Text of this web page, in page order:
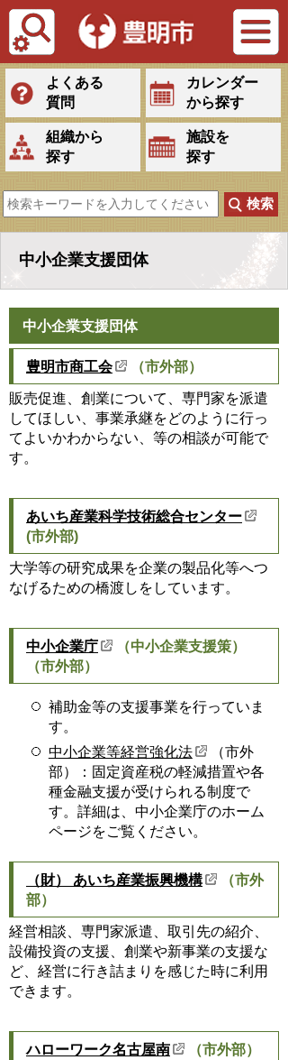
Tiếng Việt
よくある
質問
カレンダー
から探す
組織から
探す
施設を
探す
中小企業支援団体
中小企業支援団体
豊明市商工会 （市外部）
販売促進、創業について、専門家を派遣
してほしい、事業承継をどのように行っ
てよいかわからない、等の相談が可能で
す。
あいち産業科学技術総合センター
(市外部)
大学等の研究成果を企業の製品化等へつ
なげるための橋渡しをしています。
中小企業庁
（中小企業支援策）
（市外部）
補助金等の支援事業を行っていま
す。
中小企業等経営強化法
（市外
部）：固定資産税の軽減措置や各
種金融支援が受けられる制度で
す。詳細は、中小企業庁のホーム
ページをご覧ください。
（財） あいち産業振興機構
（市外
部）
経営相談、専門家派遣、取引先の紹介、
設備投資の支援、創業や新事業の支援な
ど、経営に行き詰まりを感じた時に利用
できます。
ハローワーク名古屋南 （市外部）